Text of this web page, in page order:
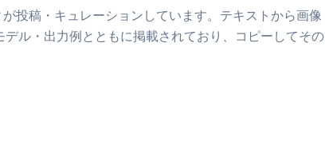
投稿・キュレーションしています。 テキストから画
ル・出力例とともに掲載されており、コピーしてそ